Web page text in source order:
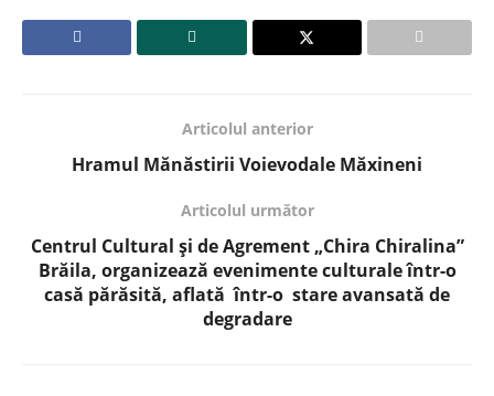
Articolul anterior
Hramul Mănăstirii Voievodale Măxineni
Articolul următor
Centrul Cultural și de Agrement „Chira Chiralina”
Brăila, organizează evenimente culturale într-o
casă părăsită, aflată într-o stare avansată de
degradare